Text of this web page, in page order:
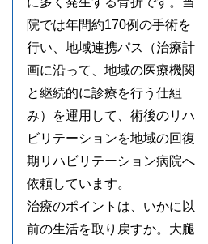
院では年間約170例の手術を
行い、地域連携パス（治療計
画に沿って、地域の医療機関
と継続的に診療を行う仕組
み）を運用して、術後のリハ
ビリテーションを地域の回復
期リハビリテーション病院へ
依頼しています。
治療のポイントは、いかに以
前の生活を取り戻すか。大腿